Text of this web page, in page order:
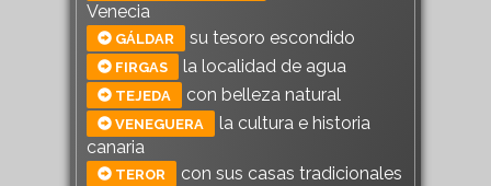
Venecia
GÁLDAR su tesoro escondido
FIRGAS la localidad de agua
TEJEDA con belleza natural
VENEGUERA
la cultura e historia
canaria
TEROR con sus casas tradicionales